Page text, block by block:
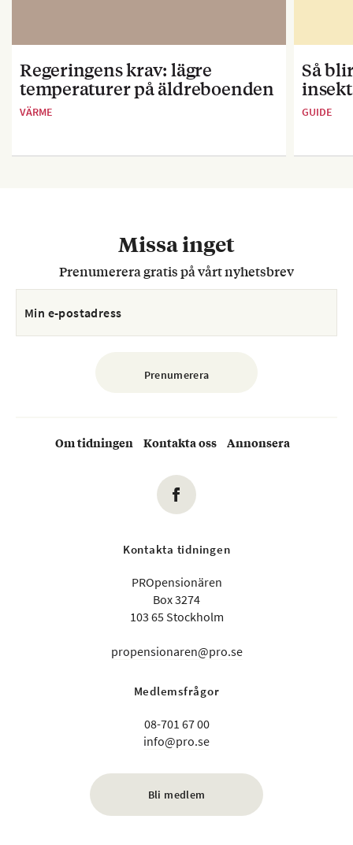
Regeringens krav: lägre
temperaturer på äldreboenden
VÄRME
Så
GUIDE
Missa inget
Prenumerera gratis på vårt nyhetsbrev
Om tidningen Kontakta oss Annonsera
Kontakta tidningen
PROpensionären
Box 3274
103 65 Stockholm
propensionaren@pro.se
Medlemsfrågor
08-701 67 00
info@pro.se
Bli medlem